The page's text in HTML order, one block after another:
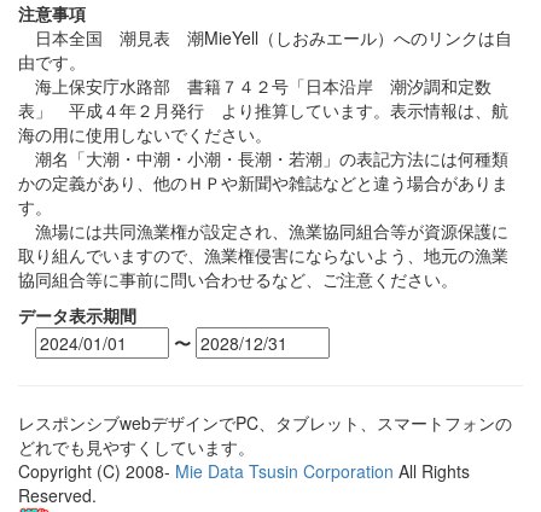
注意事項
日本全国 潮見表 潮MieYell（しおみエール）へのリンクは自
由です。
海上保安庁水路部 書籍７４２号「日本沿岸 潮汐調和定数
表」 平成４年２月発行 より推算しています。表示情報は、航
海の用に使用しないでください。
潮名「大潮・中潮・小潮・長潮・若潮」の表記方法には何種類
かの定義があり、他のＨＰや新聞や雑誌などと違う場合がありま
す。
漁場には共同漁業権が設定され、漁業協同組合等が資源保護に
取り組んでいますので、漁業権侵害にならないよう、地元の漁業
協同組合等に事前に問い合わせるなど、ご注意ください。
データ表示期間
〜
レスポンシブwebデザインでPC、タブレット、スマートフォンの
どれでも見やすくしています。
Copyright (C) 2008- Mie Data Tsusin Corporation All Rights
Reserved.